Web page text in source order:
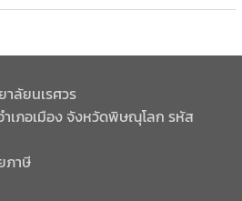
ลัยนเรศวร
เภอเมือง จังหวัดพิษณุโลก รหัส
ภาษี